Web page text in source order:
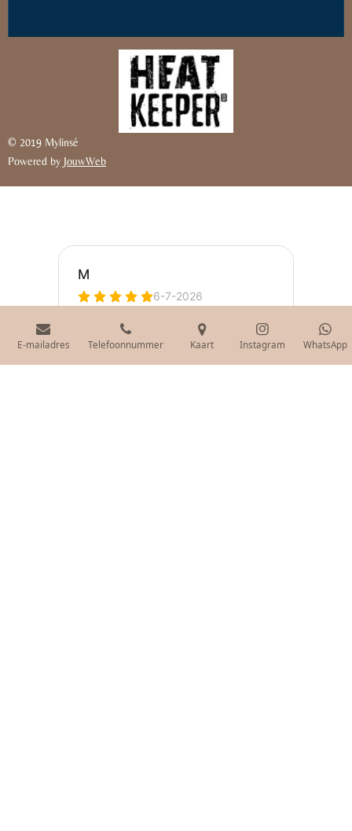
© 2019 Mylinsé
Powered by JouwWeb
E-mailadres Telefoonnummer Kaart Instagram WhatsApp